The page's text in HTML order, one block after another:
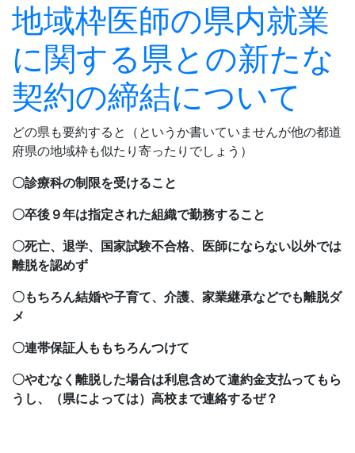
地域枠医師の県内就業
に関する県との新たな
契約の締結について
どの県も要約すると（というか書いていませんが他の都道
府県の地域枠も似たり寄ったりでしょう）
〇診療科の制限を受けること
〇卒後９年は指定された組織で勤務すること
〇死亡、退学、国家試験不合格、医師にならない以外では
離脱を認めず
〇もちろん結婚や子育て、介護、家業継承などでも離脱ダ
メ
〇連帯保証人ももちろんつけて
〇やむなく離脱した場合は利息含めて違約金支払ってもら
うし、（県によっては）高校まで連絡するぜ？